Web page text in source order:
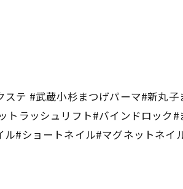
テ #武蔵小杉まつげパーマ#新丸
ラッシュリフト#バインドロック
ル#ショートネイル#マグネットネ